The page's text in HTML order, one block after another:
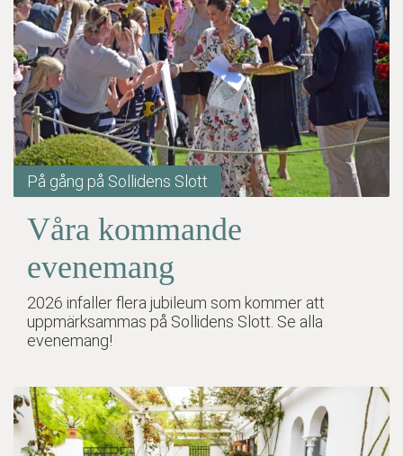
På gång på Sollidens Slott
Våra kommande
evenemang
2026 infaller flera jubileum som kommer att
uppmärksammas på Sollidens Slott. Se alla
evenemang!